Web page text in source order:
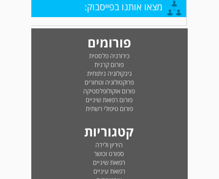
מצאו אותנו בפייסבוק:
פורומים
כירורגיה פלסטית
פורום קרנית
גינקולוגיה ניתוחית
פרוקטולוגיה וטחורים
פורום אוקולופלסטיקה
פורום רפואת שיניים
פורום טיפולי רשתית
קטגוריות
היריון ולידה
ספורט וכושר
רפואת שיניים
רפואת עיניים